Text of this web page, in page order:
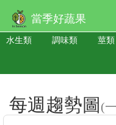
當季好蔬果
水生類 調味類 莖類
每週趨勢圖 (